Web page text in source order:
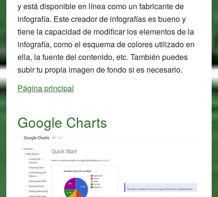
y está disponible en línea como un fabricante de
infografía. Este creador de infografías es bueno y
tiene la capacidad de modificar los elementos de la
infografía, como el esquema de colores utilizado en
ella, la fuente del contenido, etc. También puedes
subir tu propia imagen de fondo si es necesario.
Página principal
Google Charts